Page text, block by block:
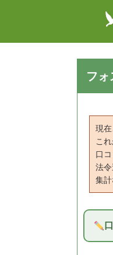
フォ
現在
こ
口
法
集